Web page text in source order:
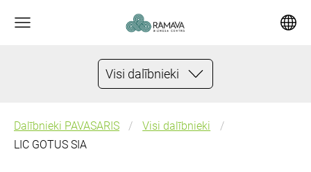
Visi dalībnieki
Dalībnieki PAVASARIS
Visi dalībnieki
LIC GOTUS SIA